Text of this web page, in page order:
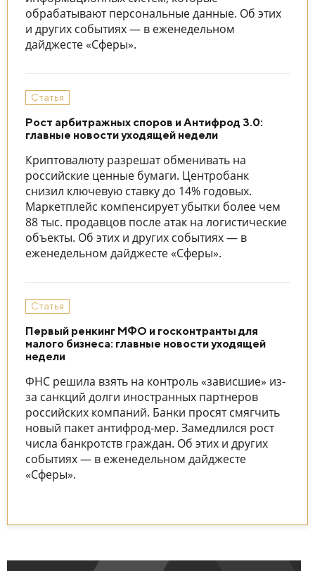
обрабатывают персональные данные. Об этих
и других событиях — в еженедельном
дайджесте «Сферы».
Статья
Рост арбитражных споров и Антифрод 3.0:
главные новости уходящей недели
Криптовалюту разрешат обменивать на
российские ценные бумаги. Центробанк
снизил ключевую ставку до 14% годовых.
Маркетплейс компенсирует убытки более чем
88 тыс. продавцов после атак на логистические
объекты. Об этих и других событиях — в
еженедельном дайджесте «Сферы».
Статья
Первый ренкинг МФО и госконтранты для
малого бизнеса: главные новости уходящей
недели
ФНС решила взять на контроль «зависшие» из-
за санкций долги иностранных партнеров
российских компаний. Банки просят смягчить
новый пакет антифрод-мер. Замедлился рост
числа банкротств граждан. Об этих и других
событиях — в еженедельном дайджесте
«Сферы».